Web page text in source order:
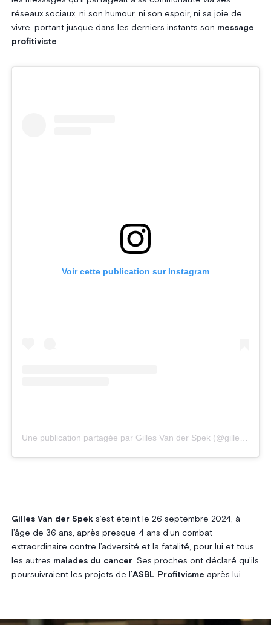
réseaux sociaux, ni son humour, ni son espoir, ni sa joie de
vivre, portant jusque dans les derniers instants son message
profitiviste.
Voir cette publication sur Instagram
Gilles Van der Speks’est éteint le 26 septembre 2024, à
l’âge de 36 ans, après presque 4 ans d’un combat
extraordinaire contre l’adversité et la fatalité, pour lui et tous
les autres malades du cancer. Ses proches ont déclaré qu’ils
poursuivraient les projets de l’ASBL Profitvisme après lui.